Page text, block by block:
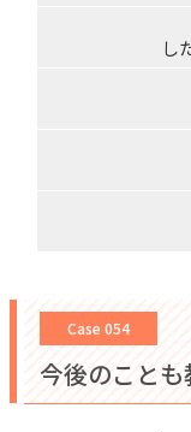
し
Case 054
今後のこと